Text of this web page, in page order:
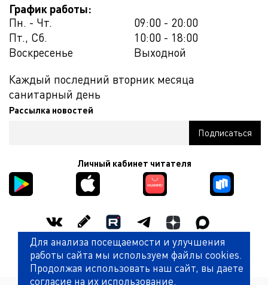
График работы:
Пн. - Чт.
09:00 - 20:00
Пт., Сб.
10:00 - 18:00
Воскресенье
Выходной
Каждый последний вторник месяца
санитарный день
Рассылка новостей
Личный кабинет читателя
Оценить работу библиотеки
Для анализа посещаемости и улучшения
работы сайта мы используем файлы cookies.
Продолжая использовать наш сайт, вы даете
согласие на их использование.